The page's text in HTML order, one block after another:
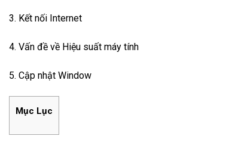
3. Kết nối Internet
4. Vấn đề về Hiệu suất máy tính
5. Cập nhật Window
Mục Lục